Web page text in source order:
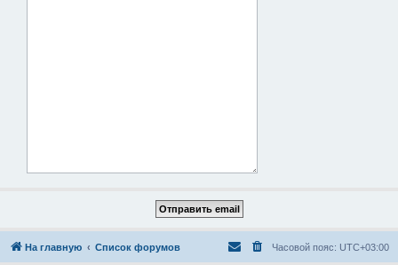
На главную Список форумов Часовой пояс: UTC+03:00